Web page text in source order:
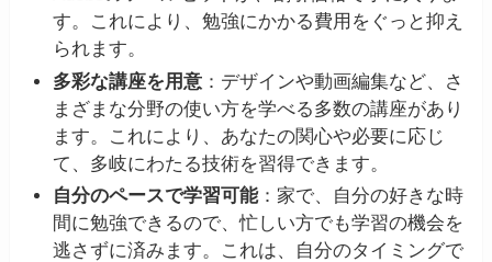
す。これにより、勉強にかかる費用をぐっと抑え
られます。
多彩な講座を用意：デザインや動画編集など、さ
まざまな分野の使い方を学べる多数の講座があり
ます。これにより、あなたの関心や必要に応じ
て、多岐にわたる技術を習得できます。
自分のペースで学習可能：家で、自分の好きな時
間に勉強できるので、忙しい方でも学習の機会を
逃さずに済みます。これは、自分のタイミングで